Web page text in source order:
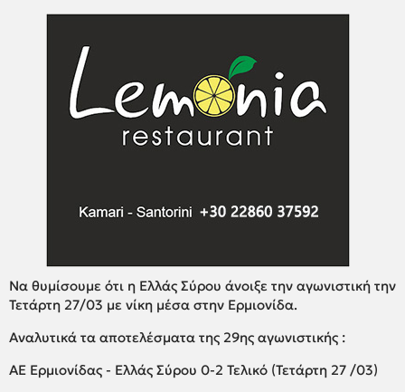
Να θυμίσουμε ότι η Ελλάς Σύρου άνοιξε την αγωνιστική την
Τετάρτη 27/03 με νίκη μέσα στην Ερμιονίδα.
Αναλυτικά τα αποτελέσματα της 29ης αγωνιστικής :
ΑΕ Ερμιονίδας - Ελλάς Σύρου 0-2 Τελικό (Τετάρτη 27 /03)